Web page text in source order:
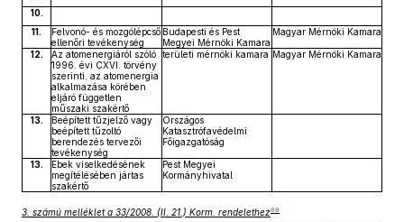
10.
11.
Felvonó- és mozgólépcső
ellenőri tevékenység
Budapesti és Pest
Megyei Mérnöki Kamara
Magyar Mérnöki Kamara
12.
Az atomenergiáról szóló
1996. évi CXVI. törvény
szerinti, az atomenergia
alkalmazása körében
eljáró független
műszaki szakértő
területi mérnöki kamara Magyar Mérnöki Kamara
13.
Beépített tűzjelző vagy
beépített tűzoltó
berendezés tervezői
tevékenység
Országos
Katasztrófavédelmi
Főigazgatóság
13.
Ebek viselkedésének
megítélésében jártas
szakértő
Pest Megyei
Kormányhivatal
3. számú melléklet a 33/2008. (II. 21.) Korm. rendelethez88